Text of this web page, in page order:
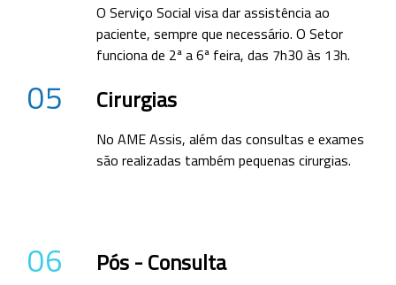
O Serviço Social visa dar assistência ao
paciente, sempre que necessário. O Setor
funciona de 2ª a 6ª feira, das 7h30 às 13h.
05 Cirurgias
No AME Assis, além das consultas e exames
são realizadas também pequenas cirurgias.
06 Pós - Consulta